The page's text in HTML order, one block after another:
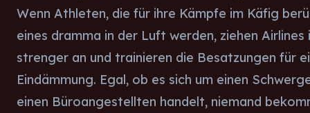
Wenn Athleten, die für ihre Kämpfe im Käfig
eines dramma in der Luft werden, ziehen
strenger an und trainieren die Besatzungen für
Eindämmung. Egal, ob es sich um einen
einen Büroangestellten handelt, niemand